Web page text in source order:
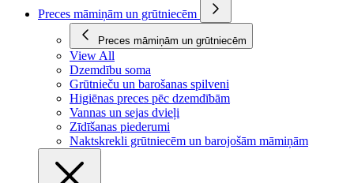
Preces māmiņām un grūtniecēm
Preces māmiņām un grūtniecēm
View All
Dzemdību soma
Grūtnieču un barošanas spilveni
Higiēnas preces pēc dzemdībām
Vannas un sejas dvieļi
Zīdīšanas piederumi
Naktskrekli grūtniecēm un barojošām māmiņām